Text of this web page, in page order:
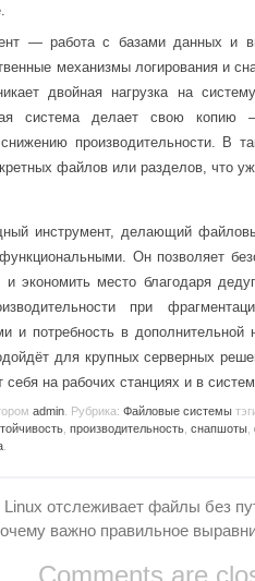
— работа с базами данных и
механизмы логирования и
двойная нагрузка на
система делает свою копию
производительности. В
файлов или разделов, что
инструмент, делающий
Он позволяет
экономить место благодаря
при
и потребность в
для крупных серверных
на рабочих станциях и в
admin . Рубрика: Файловые системы
производительность снапшоты
Linux отслеживает файлы без
важно правильное
Comments are